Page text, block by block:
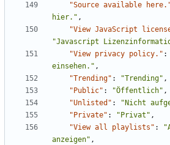
"Source available
hier." ,
"View JavaScript
"Javascript
"View privacy policy." :
einsehen." ,
"Trending" : "Trending" ,
"Public" : "Öffentlich" ,
"Unlisted" : "Nicht
"Private" : "Privat" ,
"View all playlists" :
anzeigen" ,